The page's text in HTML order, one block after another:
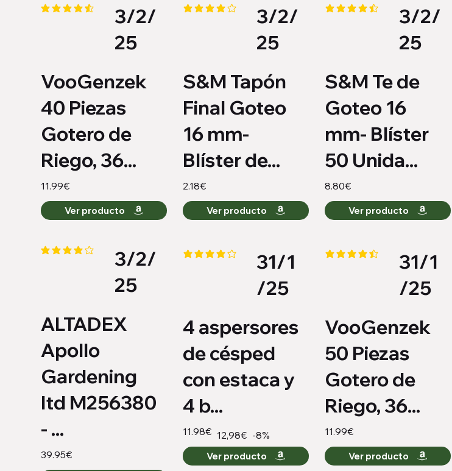
la calificación promedio es 4.4 de 5
3/2/
25
VooGenzek
40 Piezas
Gotero de
Riego, 36...
11.99€
Ver producto
la calificación promedio es 4.2 de 5
3/2/
25
S&M Tapón
Final Goteo
16 mm-
Blíster de...
2.18€
Ver producto
la calificación promedio es 4.3
3/2/
25
S&M Te de
Goteo 16
mm- Blíster
50 Unida...
8.80€
Ver producto
la calificación promedio es 4 de 5
3/2/
25
ALTADEX
Apollo
Gardening
ltd M256380
- ...
39.95€
la calificación promedio es 4.2 de 5
31/1
/25
4 aspersores
de césped
con estaca y
4 b...
11.98€ 12,98€ -8%
Ver producto
la calificación promedio es 4.4
31/1
/25
VooGenzek
50 Piezas
Gotero de
Riego, 36...
11.99€
Ver producto